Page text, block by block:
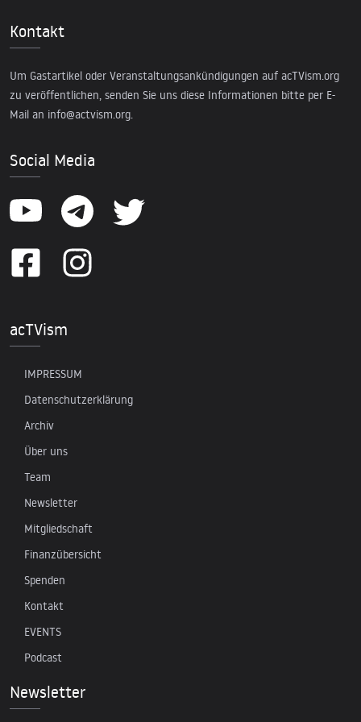
Kontakt
Um Gastartikel oder Veranstaltungsankündigungen auf acTVism.org
zu veröffentlichen, senden Sie uns diese Informationen bitte per E-
Mail an info@actvism.org
Social Media
acTVism
IMPRESSUM
Datenschutzerklärung
Archiv
Über uns
Team
Newsletter
Mitgliedschaft
Finanzübersicht
Spenden
Kontakt
EVENTS
Podcast
Newsletter